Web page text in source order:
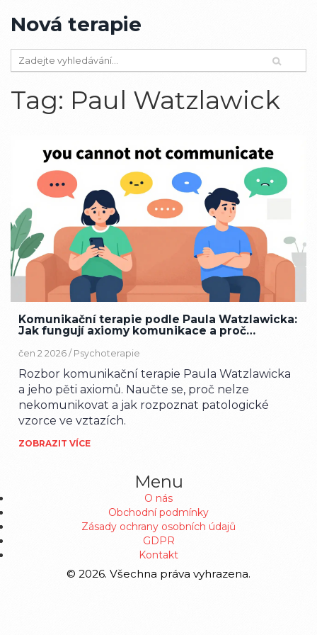
Nová terapie
Tag: Paul Watzlawick
Komunikační terapie podle Paula Watzlawicka:
Jak fungují axiomy komunikace a proč
čen 2 2026 / Psychoterapie
Rozbor komunikační terapie Paula Watzlawicka
a jeho pěti axiomů. Naučte se, proč nelze
nekomunikovat a jak rozpoznat patologické
vzorce ve vztazích.
ZOBRAZIT VÍCE
Menu
O nás
Obchodní podmínky
Zásady ochrany osobních údajů
GDPR
Kontakt
© 2026. Všechna práva vyhrazena.